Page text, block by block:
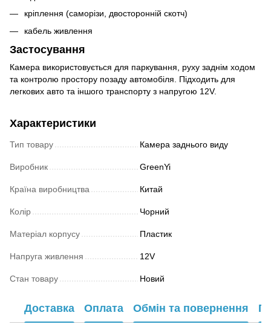
кріплення (саморізи, двосторонній скотч)
кабель живлення
Застосування
Камера використовується для паркування, руху заднім ходом
та контролю простору позаду автомобіля. Підходить для
легкових авто та іншого транспорту з напругою 12V.
Характеристики
Тип товару Камера заднього виду
Виробник GreenYi
Країна виробництва Китай
Колір Чорний
Матеріал корпусу Пластик
Напруга живлення 12V
Стан товару Новий
Доставка Оплата Обмін та повернення